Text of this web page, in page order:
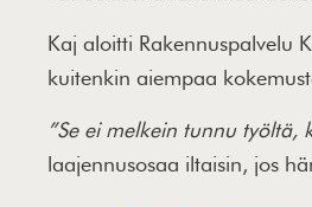
Kaj aloitti Rakennuspalvelu
kuitenkin aiempaa
”Se ei melkein tunnu
laajennusosaa iltaisin, jos